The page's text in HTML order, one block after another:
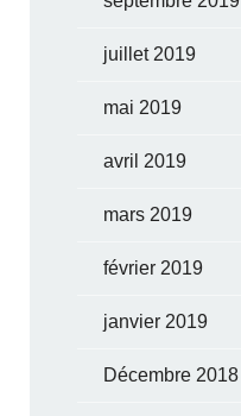
juillet 2019
mai 2019
avril 2019
mars 2019
février 2019
janvier 2019
Décembre 2018